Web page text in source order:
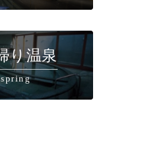
り温泉